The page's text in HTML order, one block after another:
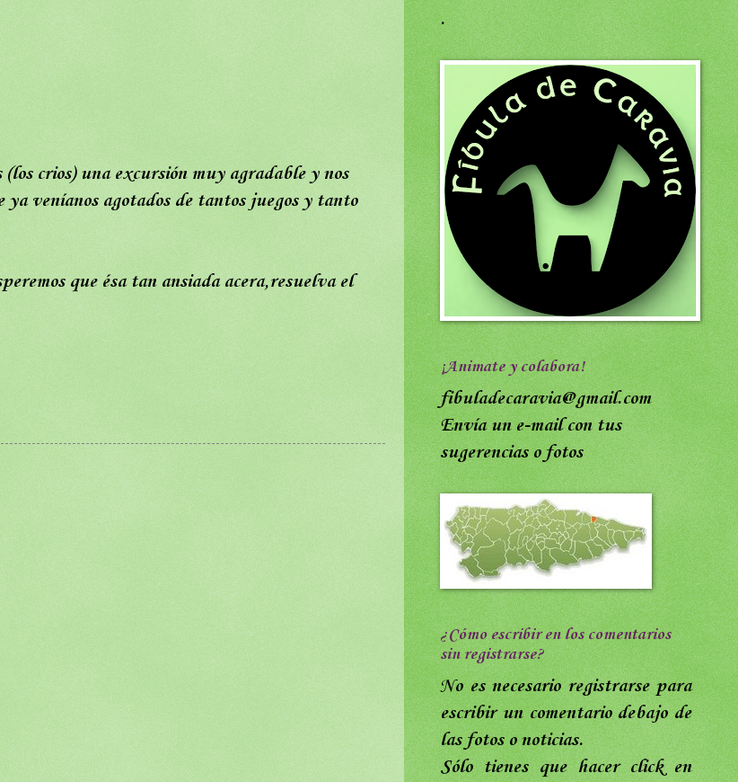
crios) una excursión muy agradable y nos
veníanos agotados de tantos juegos y tanto
que ésa tan ansiada acera,resuelva el
.
¡Animate y colabora!
fibuladecaravia@gmail.com
Envía un e-mail con tus
sugerencias o fotos
¿Cómo escribir en los comentarios
sin registrarse?
No es necesario registrarse para
escribir un comentario debajo de
las fotos o noticias.
Sólo tienes que hacer click en